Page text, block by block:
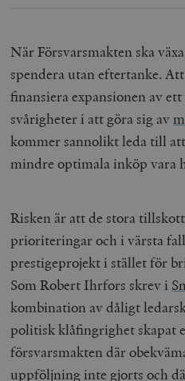
När Försvarsmakten ska
spendera utan eftertanke.
finansiera expansionen av
svårigheter i att göra sig av
kommer sannolikt leda till
mindre optimala inköp vara
Risken är att de stora
prioriteringar och i värsta
prestigeprojekt i stället för
Som Robert Ihrfors skrev i
kombination av dåligt
politisk klåfingrighet skapat
försvarsmakten där
uppföljning inte gjorts och